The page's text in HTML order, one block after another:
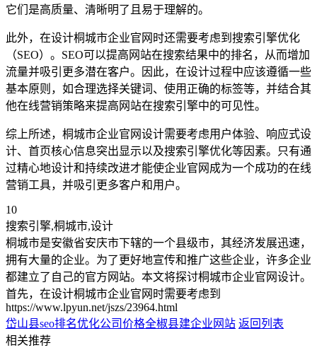
它们是高质量、清晰明了且易于理解的。
此外，在设计桐城市企业官网时还需要考虑到搜索引擎优化
（SEO）。SEO可以提高网站在搜索结果中的排名，从而增加
流量并吸引更多潜在客户。因此，在设计过程中应该遵循一些
基本原则，如合理选择关键词、使用正确的标签等，并结合其
他在线营销策略来提高网站在搜索引擎中的可见性。
综上所述，桐城市企业官网设计需要考虑用户体验、响应式设
计、首页核心信息突出显示以及搜索引擎优化等因素。只有通
过精心地设计和持续改进才能使企业官网成为一个成功的在线
营销工具，并吸引更多客户和用户。
10
搜索引擎,桐城市,设计
桐城市是安徽省安庆市下辖的一个县级市，其经济发展迅速，
拥有大量的企业。为了更好地宣传和推广这些企业，许多企业
都建立了自己的官方网站。本文将探讨桐城市企业官网设计。
首先，在设计桐城市企业官网时需要考虑到
https://www.lpyun.net/jszs/23964.html
岱山县seo排名优化公司价格全椒县建企业网站 返回列表
相关推荐